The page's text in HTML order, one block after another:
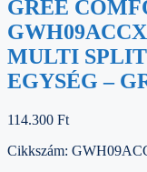
GREE
MULTI
EGYSÉG –
114.300 Ft
Cikkszám: